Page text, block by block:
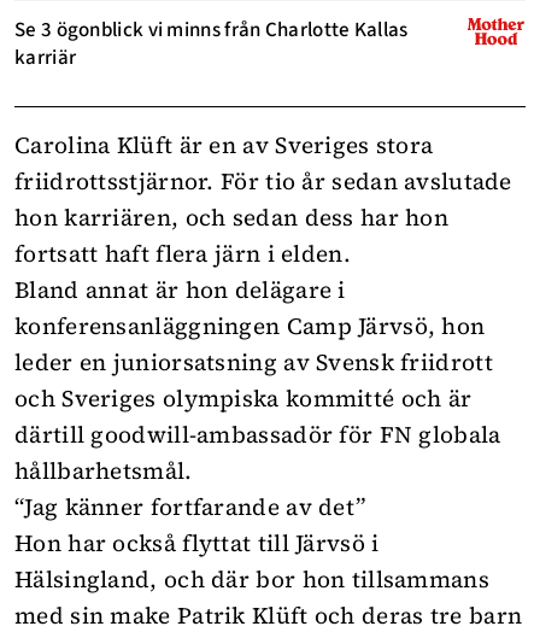
Se 3 ögonblick vi minns från Charlotte Kallas
karriär
Carolina Klüft är en av Sveriges stora
friidrottsstjärnor. För tio år sedan avslutade
hon karriären, och sedan dess har hon
fortsatt haft flera järn i elden.
Bland annat är hon delägare i
konferensanläggningen Camp Järvsö, hon
leder en juniorsatsning av Svensk friidrott
och Sveriges olympiska kommitté och är
därtill goodwill-ambassadör för FN globala
hållbarhetsmål.
“Jag känner fortfarande av det”
Hon har också flyttat till Järvsö i
Hälsingland, och där bor hon tillsammans
med sin make Patrik Klüft och deras tre barn